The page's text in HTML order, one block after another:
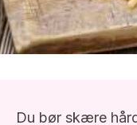
Du bør skære